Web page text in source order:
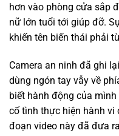
hơn vào phòng cửa sắp
nữ lớn tuổi tới giúp đỡ.
khiến tên biến thái phải
Camera an ninh đã ghi
dùng ngón tay vẫy về
biết hành động của
cố tình thực hiện hành vi
đoạn video này đã đưa